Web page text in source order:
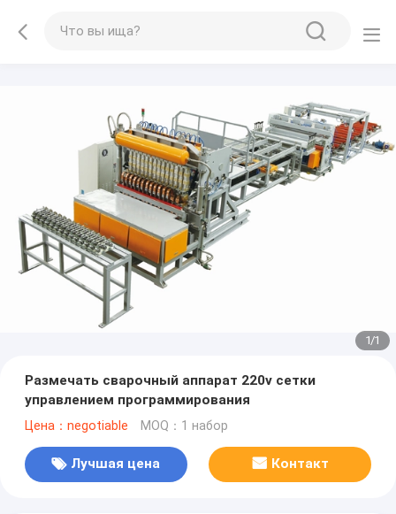
1/1
Размечать сварочный аппарат 220v сетки
управлением программирования
Цена：negotiable MOQ：1 набор
Лучшая цена Контакт